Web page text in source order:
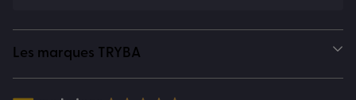
Les marques TRYBA